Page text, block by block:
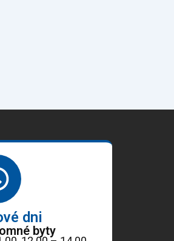
dni
byty